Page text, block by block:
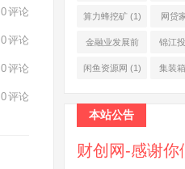
0评论
0评论
0评论
0评论
业
算力蜂挖矿(1) 网贷
金融业发展前
景(1)
锦江
闲鱼资源网 (1) 集装
本站公告
财创网-感谢你